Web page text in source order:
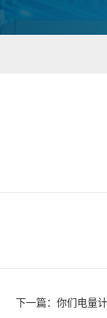
下一篇： 你们电量